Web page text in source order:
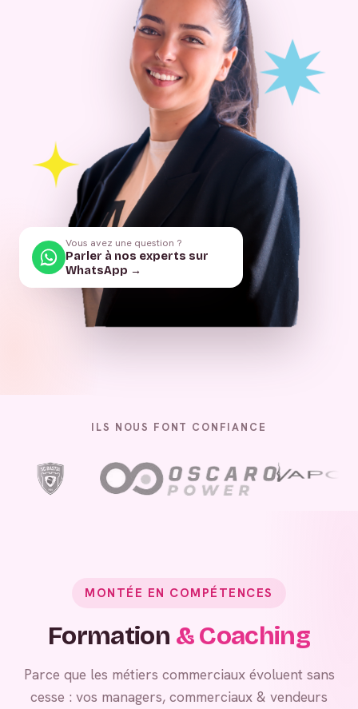
Vous avez une question ?
Parler à nos experts sur
WhatsApp →
ILS NOUS FONT CONFIANCE
MONTÉE EN COMPÉTENCES
Formation & Coaching
Parce que les métiers commerciaux évoluent sans
cesse : vos managers, commerciaux & vendeurs